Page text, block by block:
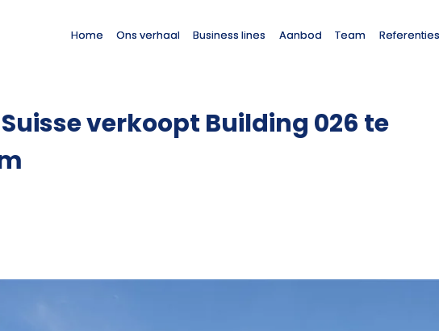
Home Ons verhaal Business lines Aanbod Team Referenties
verkoopt Building 026 te